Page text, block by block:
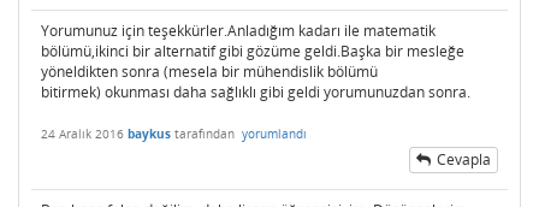
Yorumunuz için teşekkürler.Anladığım kadarı ile matematik
bölümü,ikinci bir alternatif gibi gözüme geldi.Başka bir mesleğe
yöneldikten sonra (mesela bir mühendislik bölümü
bitirmek) okunması daha sağlıklı gibi geldi yorumunuzdan sonra.
24 Aralık 2016 baykus tarafından yorumlandı
Cevapla